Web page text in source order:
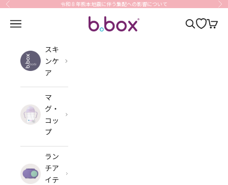
コンテンツへスキップ
前へ 令和８年熊本地震に伴う集配への影響について 次
b.box Japan
メニューを開く 検索を開く
カー
スキ
ンケ
ア
マ
グ・
コッ
プ
ラン
チア
イテ